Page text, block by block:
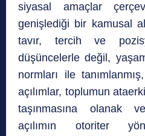
siyasal amaçlar
genişlediği bir kamusal
tavır, tercih ve
düşüncelerle değil,
normları ile
açılımlar, toplumun
taşınmasına olanak
açılımın otoriter